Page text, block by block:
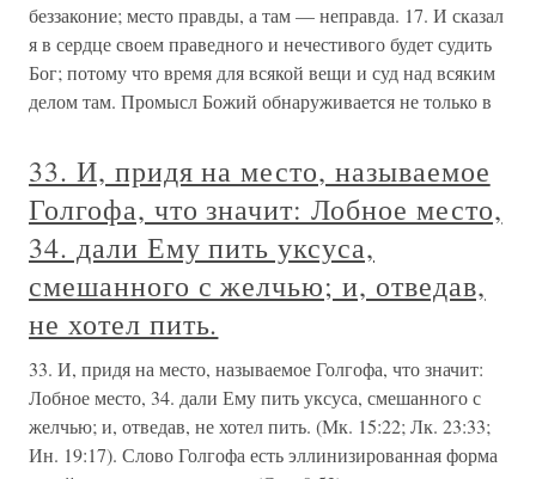
беззаконие; место правды, а там — неправда. 17. И сказал
я в сердце своем праведного и нечестивого будет судить
Бог; потому что время для всякой вещи и суд над всяким
делом там. Промысл Божий обнаруживается не только в
33. И, придя на место, называемое
Голгофа, что значит: Лобное место,
34. дали Ему пить уксуса,
смешанного с желчью; и, отведав,
не хотел пить.
33. И, придя на место, называемое Голгофа, что значит:
Лобное место, 34. дали Ему пить уксуса, смешанного с
желчью; и, отведав, не хотел пить. (Мк. 15:22; Лк. 23:33;
Ин. 19:17). Слово Голгофа есть эллинизированная форма